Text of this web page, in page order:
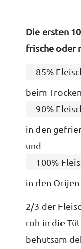
Die ersten
frische oder
85%
beim
90%
in den
und
100%
in den Orijen
2/3 der
roh in die
behutsam